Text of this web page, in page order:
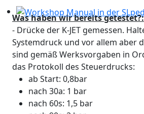
Workshop Manual in der
Was haben wir bereits getestet?:
- Drücke der K-JET gemessen.
Systemdruck und vor allem aber
sind gemäß Werksvorgaben in
das Protokoll des Steuerdrucks:
ab Start: 0,8bar
nach 30a: 1 bar
nach 60s: 1,5 bar